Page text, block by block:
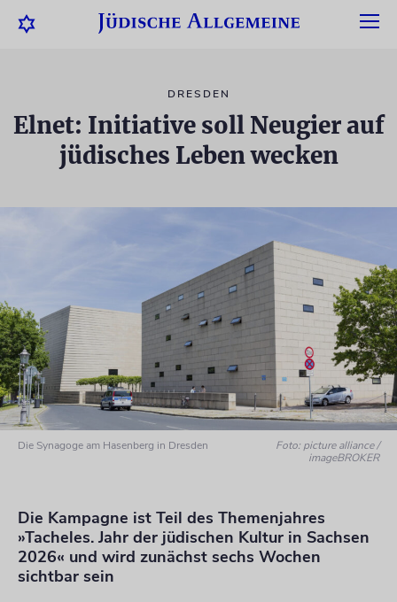
DRESDEN
Elnet: Initiative soll Neugier auf
jüdisches Leben wecken
Die Synagoge am Hasenberg in Dresden
Foto: picture alliance /
imageBROKER
Die Kampagne ist Teil des Themenjahres
»Tacheles. Jahr der jüdischen Kultur in Sachsen
2026« und wird zunächst sechs Wochen
sichtbar sein